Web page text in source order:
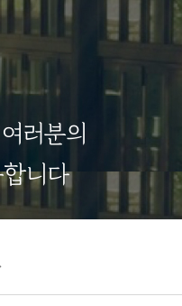
러분의
니다